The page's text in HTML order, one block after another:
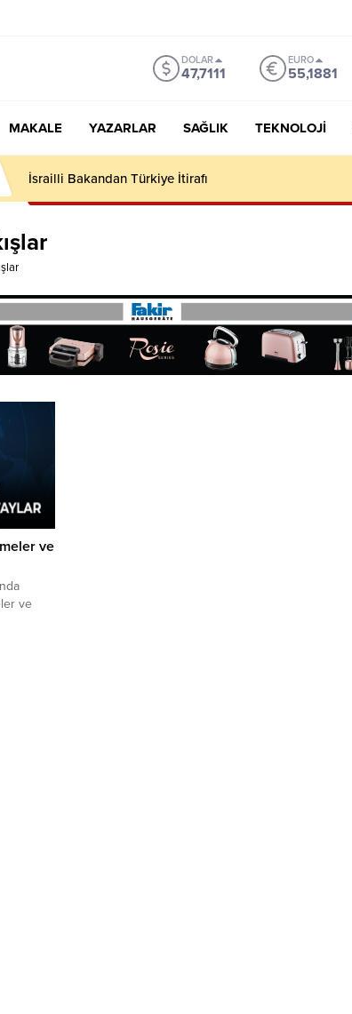
DOLAR
47,7111
EURO
55,1881
MAKALE YAZARLAR SAĞLIK TEKNOLOJI
İsrailli Bakandan Türkiye İtirafı
ve
ve